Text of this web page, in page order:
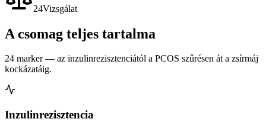
24Vizsgálat
A csomag teljes tartalma
24 marker — az inzulinrezisztenciától a PCOS szűrésen át a zsírmáj
kockázatáig.
Inzulinrezisztencia